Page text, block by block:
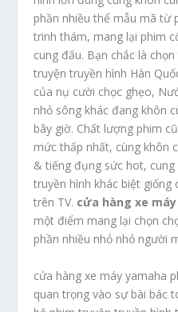
phần nhiều thể mẫu mã từ
trinh thám, mang lại phim
cung đấu. Bạn chắc là
truyện truyền hình Hàn
của nụ cười chọc ghẹo,
nhỏ sông khác đang khôn
bây giờ. Chất lượng phim
mức thấp nhất, cùng khôn
& tiếng đụng sức hot,
truyền hình khác biệt
trên TV. cửa hàng xe
một điểm mang lại chọn
phần nhiều nhỏ nhỏ người
cửa hàng xe máy yamaha
quan trọng vào sự bài bác